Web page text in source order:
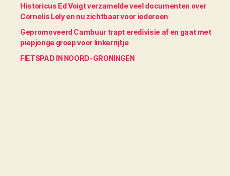
Historicus Ed Voigt verzamelde veel documenten over
Cornelis Lely en nu zichtbaar voor iedereen
Gepromoveerd Cambuur trapt eredivisie af en gaat met
piepjonge groep voor linkerrijtje
FIETSPAD IN NOORD-GRONINGEN